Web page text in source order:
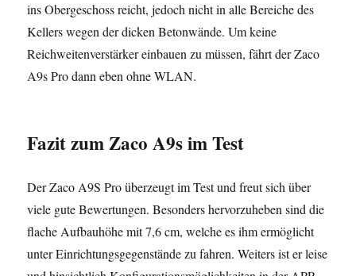
ins Obergeschoss reicht, jedoch nicht in alle Bereiche des
Kellers wegen der dicken Betonwände. Um keine
Reichweitenverstärker einbauen zu müssen, fährt der Zaco
A9s Pro dann eben ohne WLAN.
Fazitzum Zaco A9s im Test
Der Zaco A9S Pro überzeugt im Test und freut sich über
viele gute Bewertungen. Besonders hervorzuheben sind die
flache Aufbauhöhe mit 7,6 cm, welche es ihm ermöglicht
unter Einrichtungsgegenstände zu fahren. Weiters ist er leise